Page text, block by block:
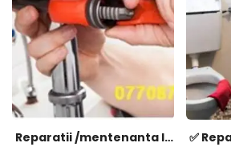
Reparatii /mentenanta Instalatii tehnico - sanitare